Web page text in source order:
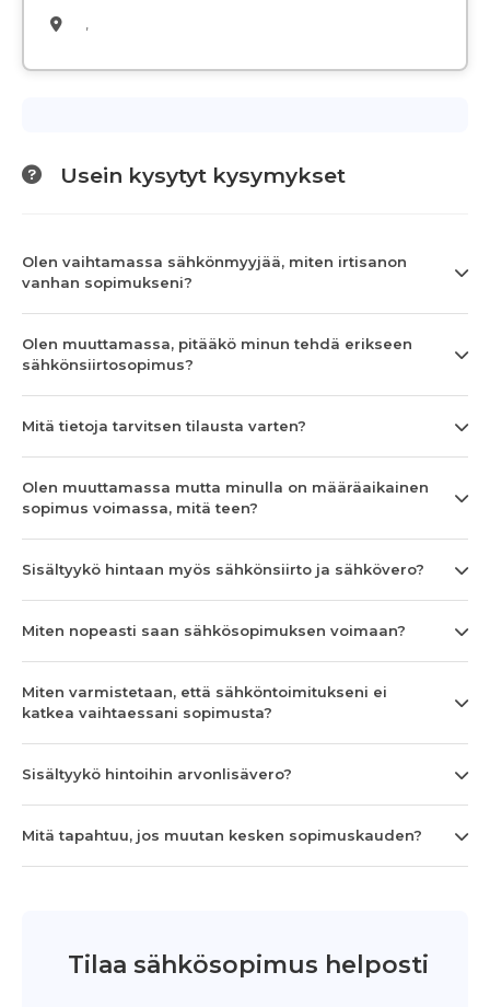
,
Usein kysytyt kysymykset
Olen vaihtamassa sähkönmyyjää, miten irtisanon
vanhan sopimukseni?
Olen muuttamassa, pitääkö minun tehdä erikseen
sähkönsiirtosopimus?
Mitä tietoja tarvitsen tilausta varten?
Olen muuttamassa mutta minulla on määräaikainen
sopimus voimassa, mitä teen?
Sisältyykö hintaan myös sähkönsiirto ja sähkövero?
Miten nopeasti saan sähkösopimuksen voimaan?
Miten varmistetaan, että sähköntoimitukseni ei
katkea vaihtaessani sopimusta?
Sisältyykö hintoihin arvonlisävero?
Mitä tapahtuu, jos muutan kesken sopimuskauden?
Tilaa sähkösopimus helposti